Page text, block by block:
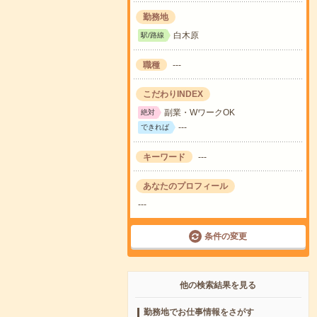
勤務地
駅/路線 白木原
職種 ---
こだわりINDEX
絶対 副業・WワークOK
できれば ---
キーワード ---
あなたのプロフィール
---
条件の変更
他の検索結果を見る
勤務地でお仕事情報をさがす